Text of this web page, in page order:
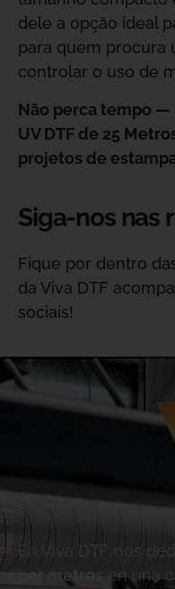
dele a opção ideal
para quem procura
controlar o uso de
Não perca tempo —
UV DTF de 25
projetos de
Siga-nos nas
Fique por dentro
da Viva DTF
sociais!
En Viva DTF nos
por metros
en una